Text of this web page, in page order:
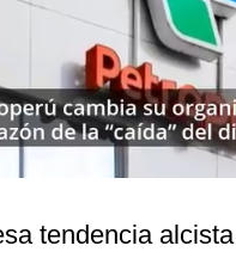
tendencia